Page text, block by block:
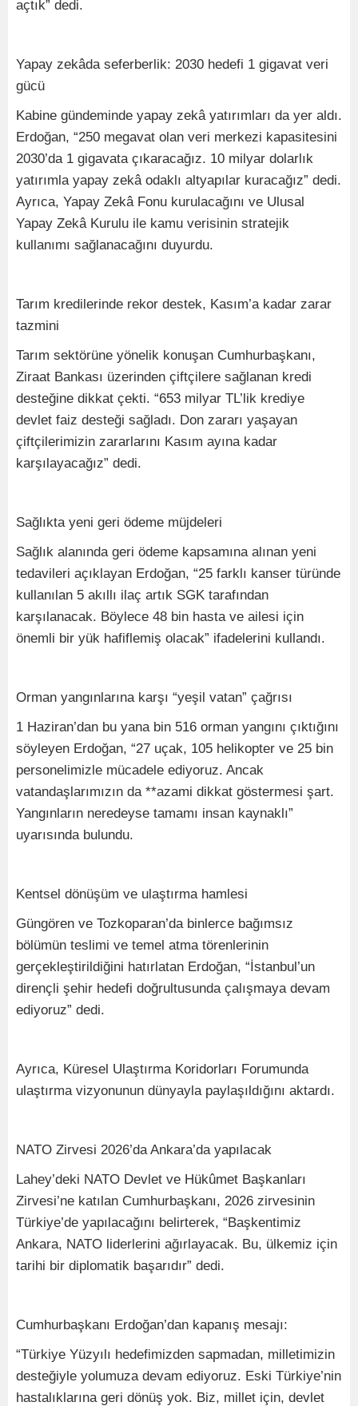
açtık” dedi.
Yapay zekâda seferberlik: 2030 hedefi 1 gigavat veri
gücü
Kabine gündeminde yapay zekâ yatırımları da yer aldı.
Erdoğan, “250 megavat olan veri merkezi kapasitesini
2030’da 1 gigavata çıkaracağız. 10 milyar dolarlık
yatırımla yapay zekâ odaklı altyapılar kuracağız” dedi.
Ayrıca, Yapay Zekâ Fonu kurulacağını ve Ulusal
Yapay Zekâ Kurulu ile kamu verisinin stratejik
kullanımı sağlanacağını duyurdu.
Tarım kredilerinde rekor destek, Kasım’a kadar zarar
tazmini
Tarım sektörüne yönelik konuşan Cumhurbaşkanı,
Ziraat Bankası üzerinden çiftçilere sağlanan kredi
desteğine dikkat çekti. “653 milyar TL’lik krediye
devlet faiz desteği sağladı. Don zararı yaşayan
çiftçilerimizin zararlarını Kasım ayına kadar
karşılayacağız” dedi.
Sağlıkta yeni geri ödeme müjdeleri
Sağlık alanında geri ödeme kapsamına alınan yeni
tedavileri açıklayan Erdoğan, “25 farklı kanser türünde
kullanılan 5 akıllı ilaç artık SGK tarafından
karşılanacak. Böylece 48 bin hasta ve ailesi için
önemli bir yük hafiflemiş olacak” ifadelerini kullandı.
Orman yangınlarına karşı “yeşil vatan” çağrısı
1 Haziran’dan bu yana bin 516 orman yangını çıktığını
söyleyen Erdoğan, “27 uçak, 105 helikopter ve 25 bin
personelimizle mücadele ediyoruz. Ancak
vatandaşlarımızın da **azami dikkat göstermesi şart.
Yangınların neredeyse tamamı insan kaynaklı”
uyarısında bulundu.
Kentsel dönüşüm ve ulaştırma hamlesi
Güngören ve Tozkoparan’da binlerce bağımsız
bölümün teslimi ve temel atma törenlerinin
gerçekleştirildiğini hatırlatan Erdoğan, “İstanbul’un
dirençli şehir hedefi doğrultusunda çalışmaya devam
ediyoruz” dedi.
Ayrıca, Küresel Ulaştırma Koridorları Forumunda
ulaştırma vizyonunun dünyayla paylaşıldığını aktardı.
NATO Zirvesi 2026’da Ankara’da yapılacak
Lahey’deki NATO Devlet ve Hükûmet Başkanları
Zirvesi’ne katılan Cumhurbaşkanı, 2026 zirvesinin
Türkiye’de yapılacağını belirterek, “Başkentimiz
Ankara, NATO liderlerini ağırlayacak. Bu, ülkemiz için
tarihi bir diplomatik başarıdır” dedi.
Cumhurbaşkanı Erdoğan’dan kapanış mesajı:
“Türkiye Yüzyılı hedefimizden sapmadan, milletimizin
desteğiyle yolumuza devam ediyoruz. Eski Türkiye’nin
hastalıklarına geri dönüş yok. Biz, millet için, devlet